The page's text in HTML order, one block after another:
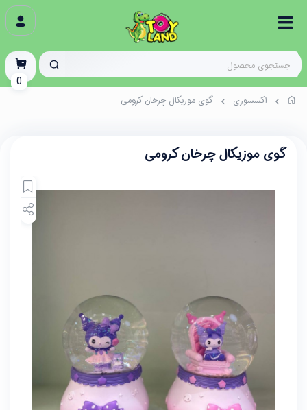
اکسسوری گوی موزیکال چرخان کرومی
گوی موزیکال چرخان کرومی
0